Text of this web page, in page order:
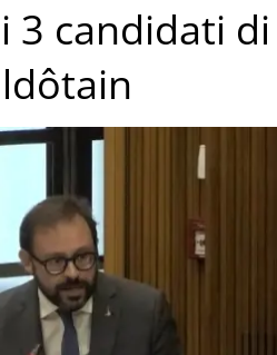
3 candidati di